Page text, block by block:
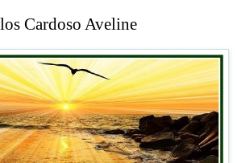
Cardoso Aveline